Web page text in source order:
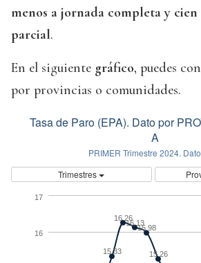
menos a jornada completa y
parcial.
En el siguiente gráfico, puedes
por provincias o comunidades.